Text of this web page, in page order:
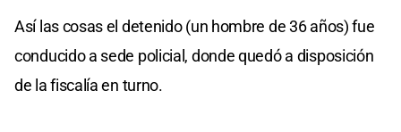
Así las cosas el detenido (un hombre de 36 años) fue
conducido a sede policial, donde quedó a disposición
de la fiscalía en turno.